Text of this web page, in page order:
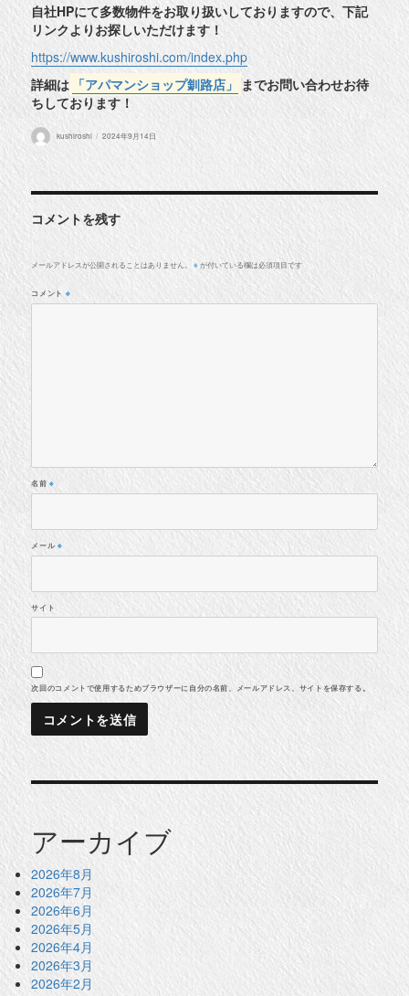
自社HPにて多数物件をお取り扱いしておりますので、下記
リンクよりお探しいただけます！
https://www.kushiroshi.com/index.php
詳細は 「アパマンショップ釧路店」 までお問い合わせお待
ちしております！
投
kushiroshi
投
2024年9月14日
コメントを残す
メールアドレスが公開されることはありません。 ※ が付いている欄は必須項目です
コメント ※
名前※
メール ※
サイト
次回のコメントで使用するためブラウザーに自分の名前、メールアドレス、サイトを保存する。
アーカイブ
2026年8月
2026年7月
2026年6月
2026年5月
2026年4月
2026年3月
2026年2月